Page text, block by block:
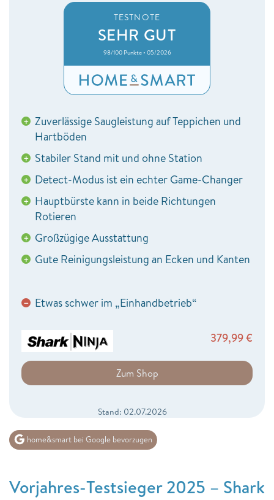
TESTNOTE
SEHR GUT
98/100 Punkte • 05/2026
+ Zuverlässige Saugleistung auf Teppichen und
Hartböden
+ Stabiler Stand mit und ohne Station
+ Detect-Modus ist ein echter Game-Changer
+ Hauptbürste kann in beide Richtungen
Rotieren
+ Großzügige Ausstattung
+ Gute Reinigungsleistung an Ecken und Kanten
− Etwas schwer im „Einhandbetrieb“
379,99€
Zum Shop
Stand: 02.07.2026
home&smart bei Google bevorzugen
Vorjahres-Testsieger 2025 – Shark